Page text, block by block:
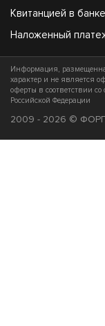
Квитанцией в
Наложенный
Информация,
характер и не является
оферты в соответствии
Российской Федерации
2009 - 2026 ©